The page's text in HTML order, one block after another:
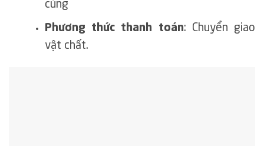
cùng
Phương thức thanh toán: Chuyển giao
vật chất.